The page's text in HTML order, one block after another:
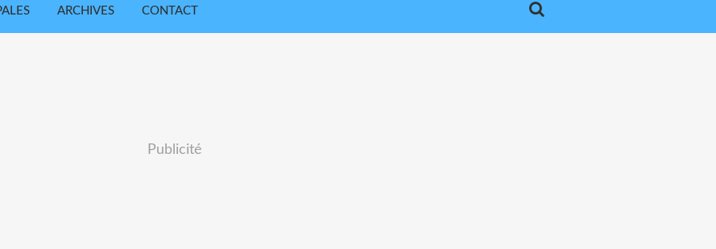
ARCHIVES CONTACT
Publicité